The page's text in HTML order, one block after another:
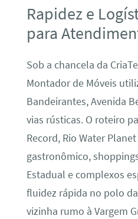
Rapidez e
para
Sob a chancela da
Montador de Móveis
Bandeirantes, Avenida
vias rústicas. O roteiro
Record, Rio Water
gastronômico,
Estadual e complexos
fluidez rápida no polo
vizinha rumo à Vargem